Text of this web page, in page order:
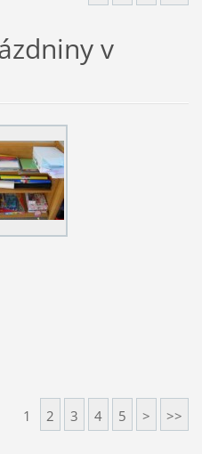
v
1 2 3 4 5 > >>